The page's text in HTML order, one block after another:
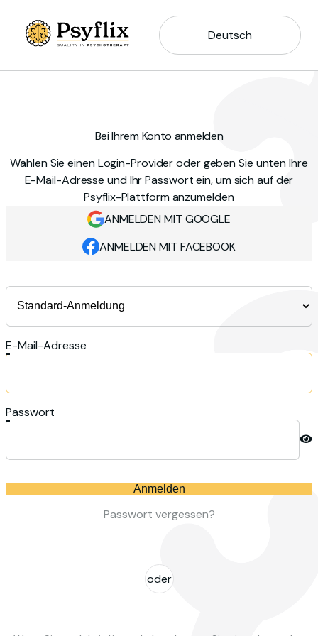
Deutsch
Bei Ihrem Konto anmelden
Wählen Sie einen Login-Provider oder geben Sie unten Ihre
E-Mail-Adresse und Ihr Passwort ein, um sich auf der
Psyflix-Plattform anzumelden
ANMELDEN MIT GOOGLE
ANMELDEN MIT FACEBOOK
E-Mail-Adresse
Passwort
Anmelden
Passwort vergessen?
oder